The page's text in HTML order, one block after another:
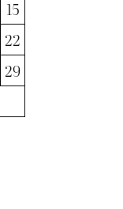
15
22
29